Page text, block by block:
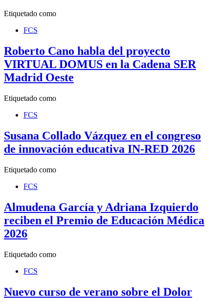
Etiquetado como
FCS
Roberto Cano habla del proyecto
VIRTUAL DOMUS en la Cadena SER
Madrid Oeste
Etiquetado como
FCS
Susana Collado Vázquez en el congreso
de innovación educativa IN-RED 2026
Etiquetado como
FCS
Almudena García y Adriana Izquierdo
reciben el Premio de Educación Médica
2026
Etiquetado como
FCS
Nuevo curso de verano sobre el Dolor